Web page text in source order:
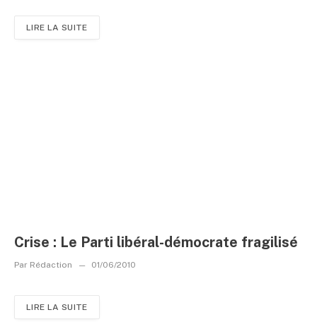
LIRE LA SUITE
Crise : Le Parti libéral-démocrate fragilisé
Par Rédaction 01/06/2010
LIRE LA SUITE